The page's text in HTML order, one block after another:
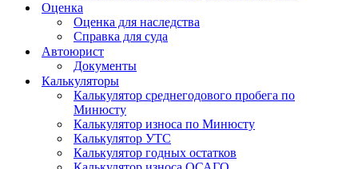
Оценка
Оценка для наследства
Справка для суда
Автоюрист
Документы
Калькуляторы
Калькулятор среднегодового пробега по
Минюсту
Калькулятор износа по Минюсту
Калькулятор УТС
Калькулятор годных остатков